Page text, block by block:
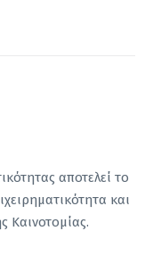
αποτελεί το
και
Καινοτομίας.